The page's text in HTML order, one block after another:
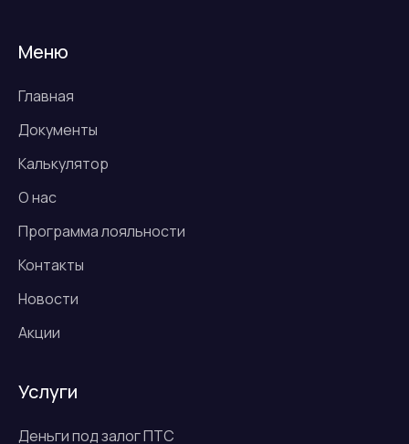
Меню
Главная
Документы
Калькулятор
О нас
Программа лояльности
Контакты
Новости
Акции
Услуги
Деньги под залог ПТС